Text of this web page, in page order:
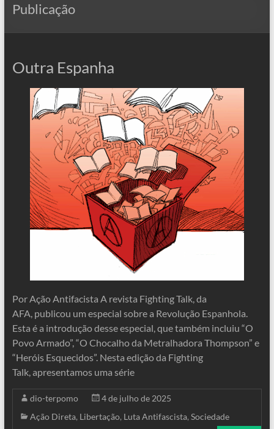
Publicação
Outra Espanha
Por Ação Antifacista A revista Fighting Talk, da
AFA, publicou um especial sobre a Revolução Espanhola.
Esta é a introdução desse especial, que também incluiu “O
Povo Armado”, “O Chocalho da Metralhadora Thompson” e
“Heróis Esquecidos”. Nesta edição da Fighting
Talk, apresentamos uma série
dio-terpomo
4 de julho de 2025
Ação Direta, Libertação, Luta Antifascista, Sociedade